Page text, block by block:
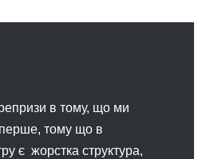
в тому, що ми
перше, тому що в
є жорстка структура,